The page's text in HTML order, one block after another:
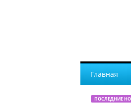
Главная
ПОСЛЕДНИЕ